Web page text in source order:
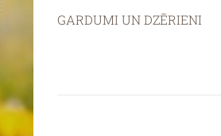
GARDUMI UN DZĒRIENI